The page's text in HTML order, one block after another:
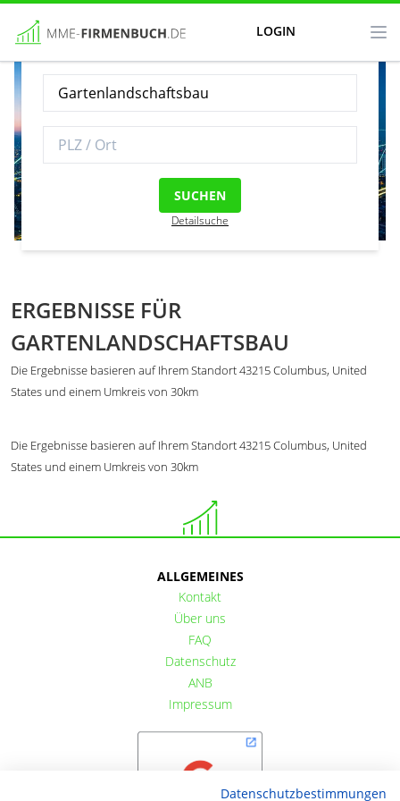
LOGIN
SUCHEN
Detailsuche
ERGEBNISSE FÜR
GARTENLANDSCHAFTSBAU
Die Ergebnisse basieren auf Ihrem Standort 43215 Columbus, United
States und einem Umkreis von 30km
Die Ergebnisse basieren auf Ihrem Standort 43215 Columbus, United
States und einem Umkreis von 30km
ALLGEMEINES
Kontakt
Über uns
FAQ
Datenschutz
ANB
Impressum
Datenschutzbestimmungen